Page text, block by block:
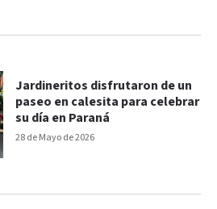
28 de Mayo de 2026
Jardineritos disfrutaron de un
paseo en calesita para celebrar
su día en Paraná